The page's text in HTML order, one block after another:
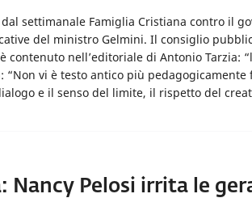
settimanale Famiglia Cristiana contro il
del ministro Gelmini. Il consiglio
nell’editoriale di Antonio Tarzia:
“Non vi è testo antico più pedagogicamente
e il senso del limite, il rispetto del
Nancy Pelosi irrita le